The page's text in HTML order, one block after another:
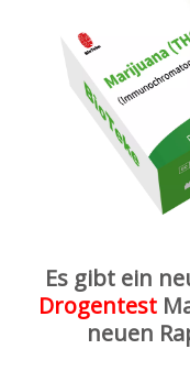
Es gibt ein
Drogentest
neuen